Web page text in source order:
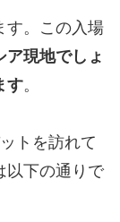
す。この入場
ア現地でしょ
す。
トを訪れて
以下の通りで